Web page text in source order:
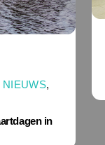
NIEUWS,
in